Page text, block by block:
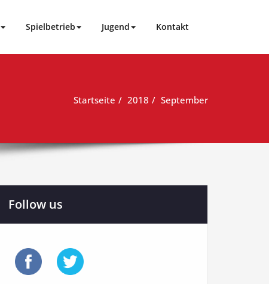
Spielbetrieb Jugend Kontakt
Startseite 2018 September
Follow us